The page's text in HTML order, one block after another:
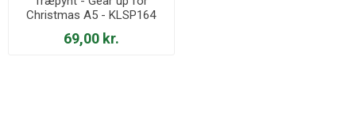
Christmas A5 - KLSP164
69,00 kr.